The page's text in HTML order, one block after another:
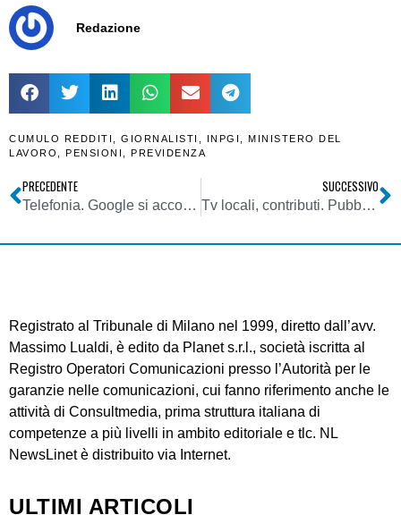
Redazione
CUMULO REDDITI GIORNALISTI INPGI
MINISTERO DEL
LAVORO
PENSIONI PREVIDENZA
PRECEDENTE
Telefonia. Google si accorda per l’acquisto di Htc: Mountain View vuole portare in house la produzione di smartphone
SUCCESSIVO
Tv locali, contributi. Pubblicati dal Mise i piani gestionali di pagamento per i sostegni ex L. 448/1998 per il 2015
Registrato al Tribunale di Milano nel 1999, diretto dall’avv.
Massimo Lualdi, è edito da Planet s.r.l., società iscritta al
Registro Operatori Comunicazioni presso l’Autorità per le
garanzie nelle comunicazioni, cui fanno riferimento anche le
attività di Consultmedia, prima struttura italiana di
competenze a più livelli in ambito editoriale e tlc. NL
NewsLinet è distribuito via Internet.
ULTIMI ARTICOLI